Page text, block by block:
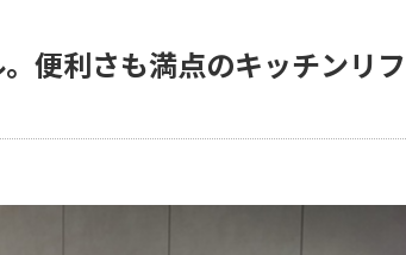
便利さも満点のキッチンリ